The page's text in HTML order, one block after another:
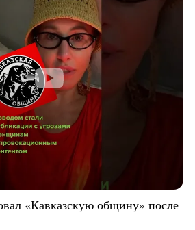
«Кавказскую общину» после